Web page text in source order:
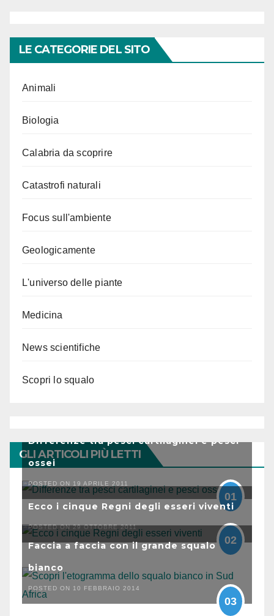
LE CATEGORIE DEL SITO
Animali
Biologia
Calabria da scoprire
Catastrofi naturali
Focus sull'ambiente
Geologicamente
L'universo delle piante
Medicina
News scientifiche
Scopri lo squalo
GLI ARTICOLI PIÙ LETTI
Differenze tra pesci cartilaginei e pesci
ossei
POSTED ON 19 APRILE 2011
01
Ecco i cinque Regni degli esseri viventi
POSTED ON 29 OTTOBRE 2011
02
Faccia a faccia con il grande squalo
bianco
POSTED ON 10 FEBBRAIO 2014
03